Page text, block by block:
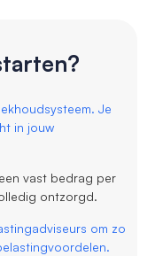
Je
in jouw
vast bedrag per
ontzorgd.
om zo